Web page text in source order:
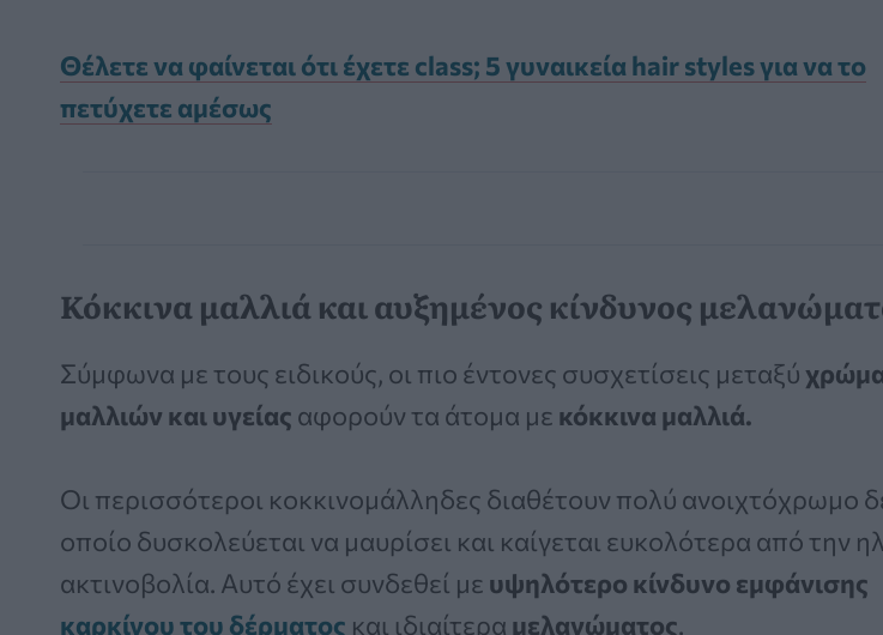
Θέλετε να φαίνεται ότι έχετε class; 5 γυναικεία hair styles για να το
πετύχετε αμέσως
Κόκκινα μαλλιά και αυξημένος κίνδυνος
Σύμφωνα με τους ειδικούς, οι πιο έντονες συσχετίσεις μεταξύ
μαλλιών και υγείας αφορούν τα άτομα με κόκκινα μαλλιά.
Οι περισσότεροι κοκκινομάλληδες διαθέτουν πολύ ανοιχτόχρωμο
οποίο δυσκολεύεται να μαυρίσει και καίγεται ευκολότερα από την
ακτινοβολία. Αυτό έχει συνδεθεί με υψηλότερο κίνδυνο εμφάνισης
καρκίνου του δέρματος και ιδιαίτερα μελανώματος.